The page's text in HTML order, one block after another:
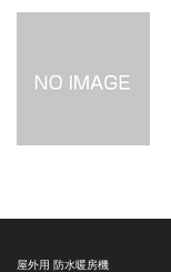
屋外用 防水暖房機